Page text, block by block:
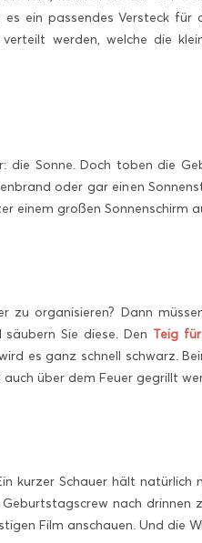
ein passendes Versteck für
werden, welche die
Sonne. Doch toben die
oder gar einen
einem großen Sonnenschirm
zu organisieren? Dann
Sie diese. Den Teig
es ganz schnell schwarz.
über dem Feuer gegrillt
kurzer Schauer hält natürlich
nach
Film anschauen. Und die